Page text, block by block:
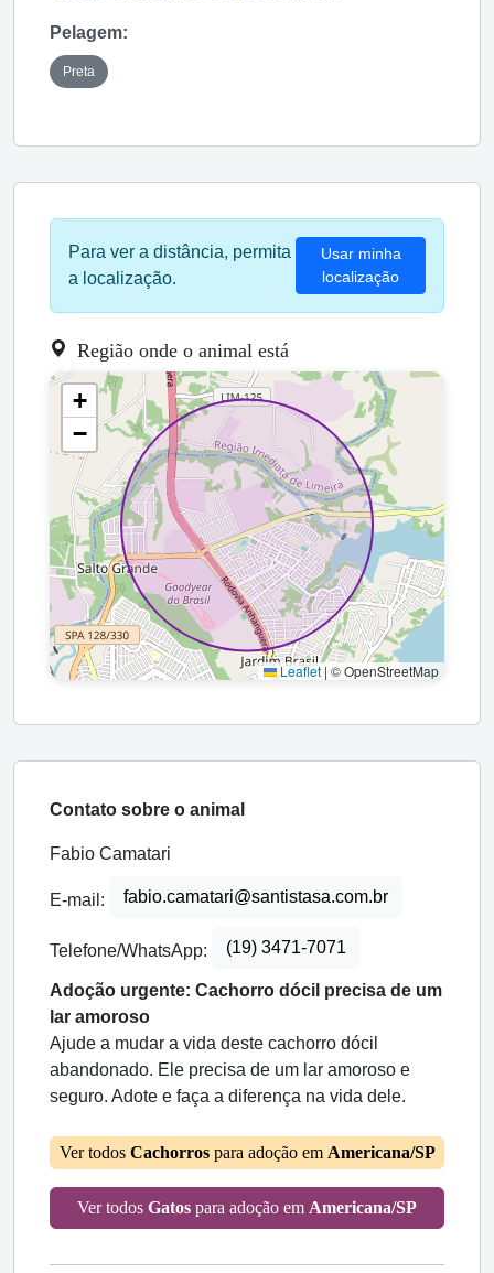
Pelagem:
Preta
Para ver a distância, permita
a localização.
Usar minha
localização
Região onde o animal está
+
−
Leaflet | © OpenStreetMap
Contato sobre o animal
Fabio Camatari
E-mail: fabio.camatari@santistasa.com.br
Telefone/WhatsApp: (19) 3471-7071
Adoção urgente: Cachorro dócil precisa de um
lar amoroso
Ajude a mudar a vida deste cachorro dócil
abandonado. Ele precisa de um lar amoroso e
seguro. Adote e faça a diferença na vida dele.
Ver todos Cachorrospara adoção em Americana/SP
Ver todos Gatos para adoção em Americana/SP